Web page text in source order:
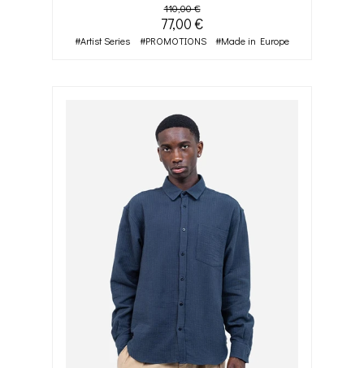
110,00 €
77,00 €
#Artist Series #PROMOTIONS #Made in Europe